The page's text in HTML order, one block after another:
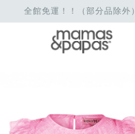
全館免運！！（部分品除外）